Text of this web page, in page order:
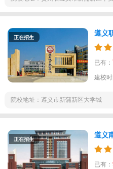
正在招生
遵义
已有：
建校
院校地址：遵义市新蒲新区大学城
正在招生
遵义
已有：